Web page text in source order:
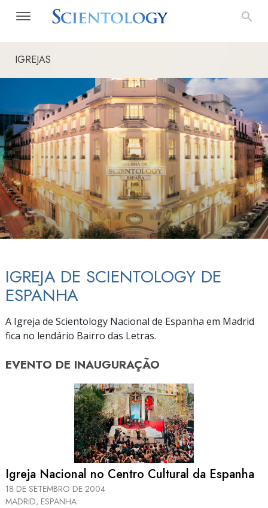
IGREJAS
IGREJA DE SCIENTOLOGY DE
ESPANHA
A Igreja de Scientology Nacional de Espanha em Madrid
fica no lendário Bairro das Letras.
EVENTO DE INAUGURAÇÃO
Igreja Nacional no Centro Cultural da Espanha
18 DE SETEMBRO DE 2004
MADRID, ESPANHA